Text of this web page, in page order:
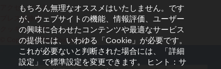
アクセシビリティ
プレス連絡先
クッキーの設定
© Copyright WienTourismus
もちろん無理なオススメはいたしません。です
が、ウェブサイトの機能、情報評価、ユーザー
の興味に合わせたコンテンツや最適なサービス
の提供には、いわゆる「Cookie」が必要です。
これが必要ないと判断された場合には、「詳細
設定」で標準設定を変更できます。 ヒント：サ